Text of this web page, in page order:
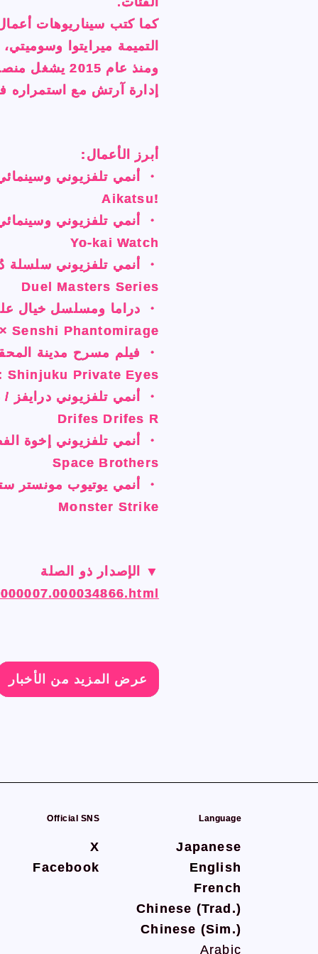
التميمة ميرايتوا
إدارة آرتش مع استمراره
أبرز الأعمال:
・ أنمي تلفزيوني
!Aikatsu
・ أنمي تلفزيوني
Yo-kai Watch
・ أنمي تلفزيوني سلسلة
Duel Masters Series
・ دراما ومسلسل خيال
Senshi Phantomirage
・ فيلم مسرح مدينة
Shinjuku Private Eyes
・ أنمي تلفزيوني درايفز /
Drifes Drifes R
・ أنمي تلفزيوني إخوة
Space Brothers
・ أنمي يوتيوب مونستر
Monster Strike
▼ الإصدار ذو الصلة
عرض المزيد من الأخبار
Language
Japanese
English
French
Chinese (Trad.)
Chinese (Sim.)
Arabic
Official SNS
X
Facebook
التميمة ميرايتوا
إدارة آرتش مع استمراره
أبرز الأعمال:
・ أنمي تلفزيوني
!Aikatsu
・ أنمي تلفزيوني
Yo-kai Watch
・ أنمي تلفزيوني سلسلة
Duel Masters Series
・ دراما ومسلسل خيال
Senshi Phantomirage
・ فيلم مسرح مدينة
Shinjuku Private Eyes
・ أنمي تلفزيوني درايفز /
Drifes Drifes R
・ أنمي تلفزيوني إخوة
Space Brothers
・ أنمي يوتيوب مونستر
Monster Strike
▼ الإصدار ذو الصلة
عرض المزيد من الأخبار
التميمة ميرايتوا
إدارة آرتش مع استمراره
أبرز الأعمال:
・ أنمي تلفزيوني
!Aikatsu
・ أنمي تلفزيوني
Yo-kai Watch
・ أنمي تلفزيوني سلسلة
Duel Masters Series
・ دراما ومسلسل خيال
Senshi Phantomirage
・ فيلم مسرح مدينة
Shinjuku Private Eyes
・ أنمي تلفزيوني درايفز /
Drifes Drifes R
・ أنمي تلفزيوني إخوة
Space Brothers
・ أنمي يوتيوب مونستر
Monster Strike
▼ الإصدار ذو الصلة
عرض المزيد من الأخبار
التميمة ميرايتوا
إدارة آرتش مع استمراره
أبرز الأعمال:
・ أنمي تلفزيوني
!Aikatsu
・ أنمي تلفزيوني
Yo-kai Watch
・ أنمي تلفزيوني سلسلة
Duel Masters Series
・ دراما ومسلسل خيال
Senshi Phantomirage
・ فيلم مسرح مدينة
Shinjuku Private Eyes
・ أنمي تلفزيوني درايفز /
Drifes Drifes R
・ أنمي تلفزيوني إخوة
Space Brothers
・ أنمي يوتيوب مونستر
Monster Strike
▼ الإصدار ذو الصلة
عرض المزيد من الأخبار
Language
Japanese
English
French
Chinese (Trad.)
Chinese (Sim.)
Arabic
Official SNS
X
Facebook